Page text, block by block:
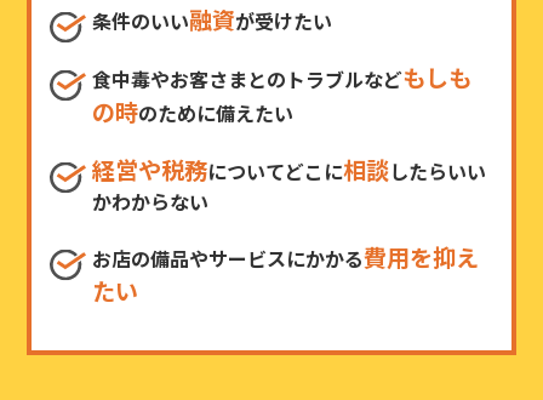
条件のいい融資が受けたい
食中毒やお客さまとのトラブルなどもしも
の時のために備えたい
経営や税務についてどこに相談したらいい
かわからない
お店の備品やサービスにかかる費用を抑え
たい